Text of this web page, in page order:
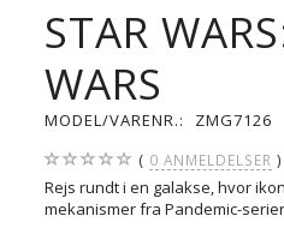
STAR
WARS
MODEL/VARENR.: ZMG7126
0 ANMELDELSER
Rejs rundt i en galakse, hvor
mekanismer fra Pandemic-